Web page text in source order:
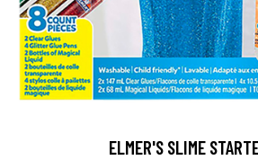
ELMER'S SLIME